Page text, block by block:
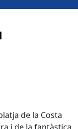
de la Costa